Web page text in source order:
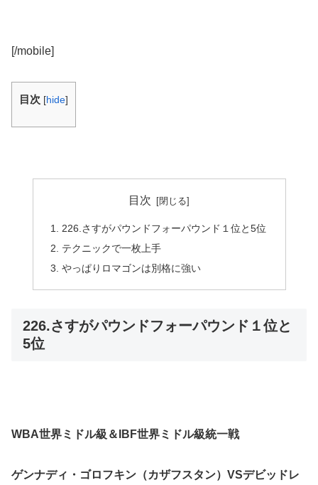
[/mobile]
目次 [hide]
目次
226.さすがパウンドフォーパウンド１位と5位
テクニックで一枚上手
やっぱりロマゴンは別格に強い
226.さすがパウンドフォーパウンド１位と
5位
WBA世界ミドル級＆IBF世界ミドル級統一戦
ゲンナディ・ゴロフキン（カザフスタン）VSデビッドレ